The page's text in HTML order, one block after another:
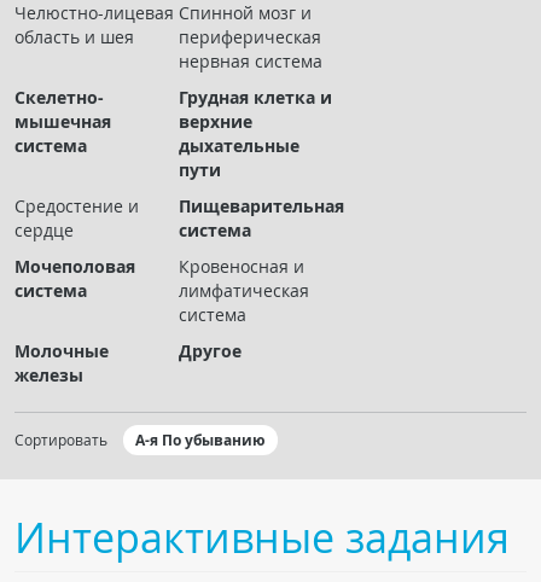
Чат RADIOMED
ОБРАЗОВАНИЕ
Интерактивные задания
Презентации
Журнал "Лучевая диагностика и терапия"
КНИЖНЫЙ МАГАЗИН
Челюстно-лицевая
область и шея
Спинной мозг и
периферическая
нервная система
Скелетно-
мышечная
система
Грудная клетка и
верхние
дыхательные
пути
Средостение и
сердце
Пищеварительная
система
Мочеполовая
система
Кровеносная и
лимфатическая
система
Молочные
железы
Другое
Сортировать А-я По убыванию
Интерактивные задания